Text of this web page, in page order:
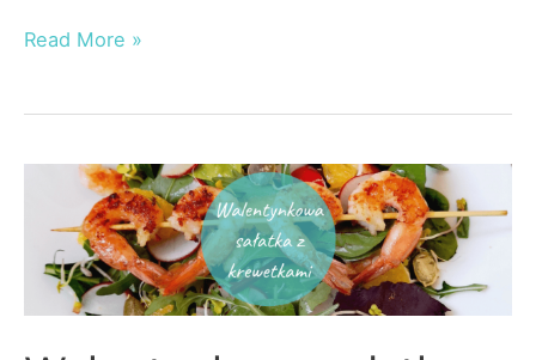
Warzywno-
mini
Sprawdź
przepis!
Read More »